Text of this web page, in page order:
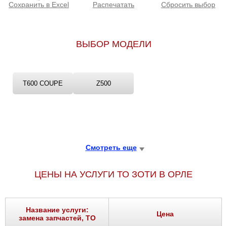
Сохранить в Excel Распечатать Сбросить выбор
ВЫБОР МОДЕЛИ
T600 COUPE Z500
Смотреть еще
ЦЕНЫ НА УСЛУГИ ТО ЗОТИ В ОРЛЕ
Название услуги:
замена запчастей, ТО
Цена